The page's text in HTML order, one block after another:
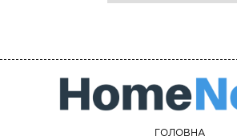
ГОЛОВНА